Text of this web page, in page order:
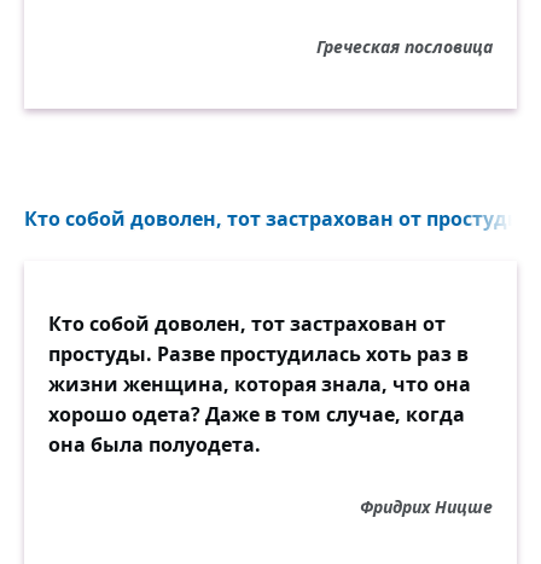
Греческая пословица
Кто собой доволен, тот застрахован от простуды...
Кто собой доволен, тот застрахован от
простуды. Разве простудилась хоть раз в
жизни женщина, которая знала, что она
хорошо одета? Даже в том случае, когда
она была полуодета.
Фридрих Ницше